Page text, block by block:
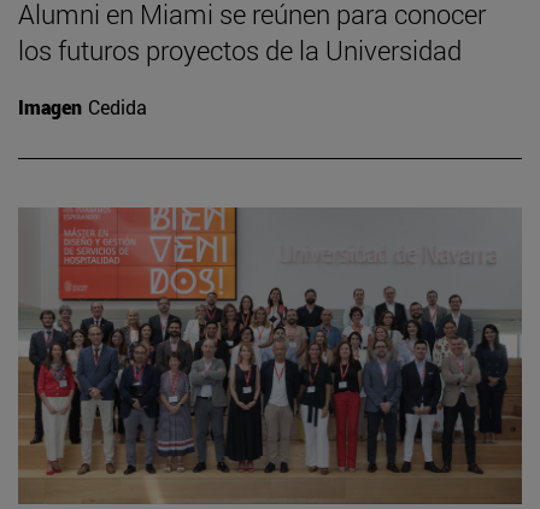
Alumni en Miami se reúnen para conocer
los futuros proyectos de la Universidad
Imagen Cedida